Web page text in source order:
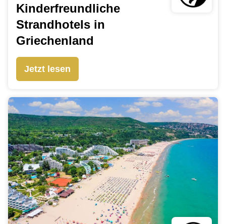
Kinderfreundliche
Strandhotels in
Griechenland
Jetzt lesen